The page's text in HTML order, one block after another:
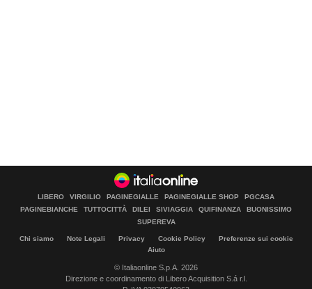
LIBERO VIRGILIO PAGINEGIALLE PAGINEGIALLE SHOP
PGCASA
PAGINEBIANCHE
TUTTOCITTÀ DILEI SIVIAGGIA QUIFINANZA
BUONISSIMO
SUPEREVA
Chi siamo Note Legali Privacy Cookie Policy
Preferenze sui cookie
Aiuto
© Italiaonline S.p.A. 2026
Direzione e coordinamento di Libero Acquisition S.á r.l.